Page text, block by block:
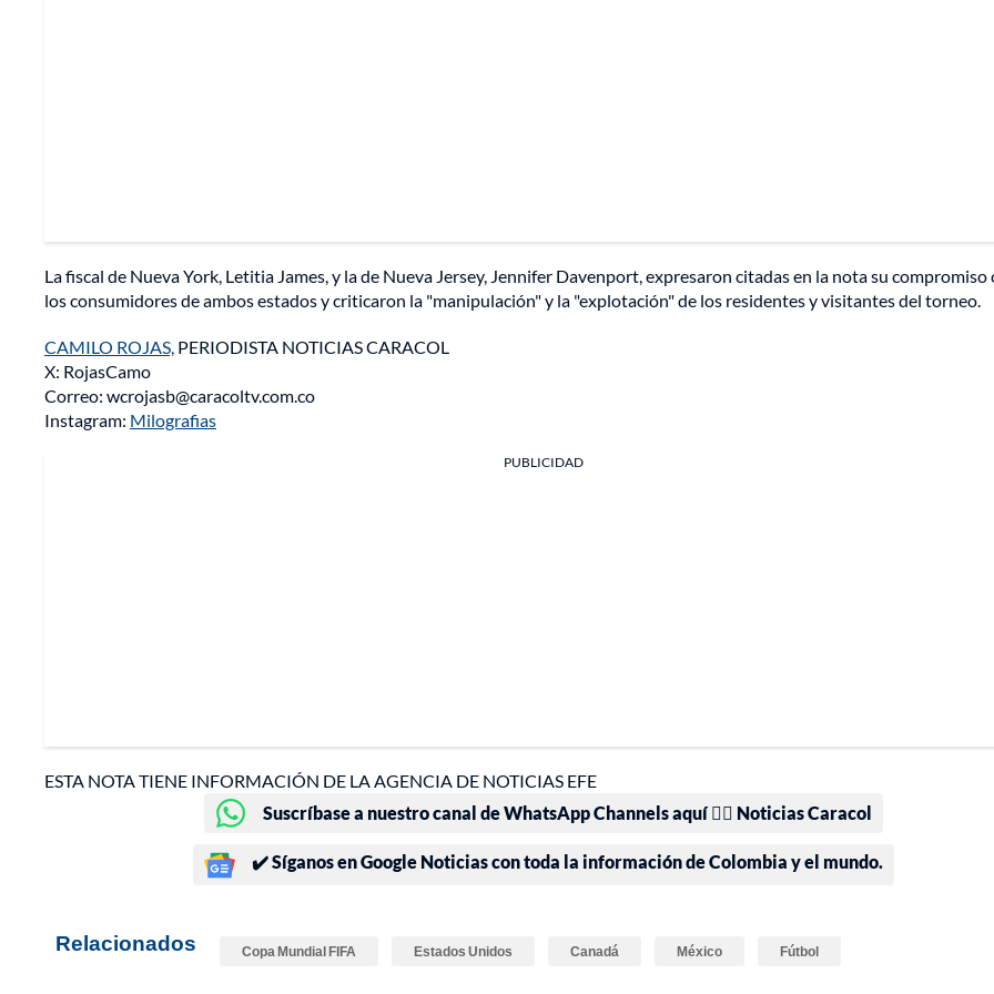
La fiscal de Nueva York, Letitia James, y la de Nueva Jersey, Jennifer Davenport, expresaron citadas en la nota su compromiso
los consumidores de ambos estados y criticaron la "manipulación" y la "explotación" de los residentes y visitantes del torneo.
CAMILO ROJAS, PERIODISTA NOTICIAS CARACOL
X: RojasCamo
Correo: wcrojasb@caracoltv.com.co
Instagram: Milografias
PUBLICIDAD
ESTA NOTA TIENE INFORMACIÓN DE LA AGENCIA DE NOTICIAS EFE
Suscríbase a nuestro canal de WhatsApp Channels aquí 👉🏻 Noticias Caracol
✔️ Síganos en Google Noticias con toda la información de Colombia y el mundo.
Relacionados Copa Mundial FIFA Estados Unidos Canadá México Fútbol